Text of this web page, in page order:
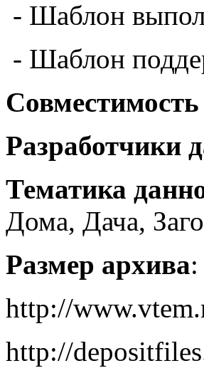
- Шаблон
- Шаблон
Разработчики
Тематика
Дома, Дача,
Размер архива
http://
http://